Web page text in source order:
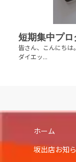
短期集中プロ
皆さん、こんにちは
ダイエッ...
ホーム
坂出店お知